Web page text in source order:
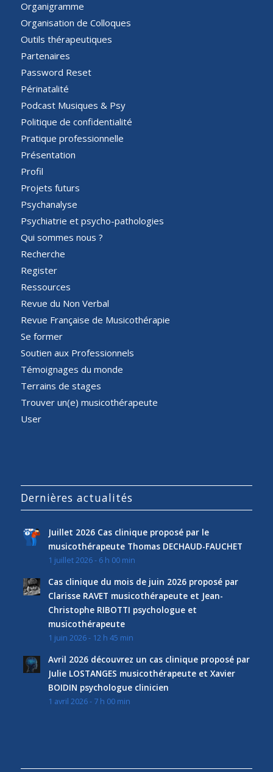
Organigramme
Organisation de Colloques
Outils thérapeutiques
Partenaires
Password Reset
Périnatalité
Podcast Musiques & Psy
Politique de confidentialité
Pratique professionnelle
Présentation
Profil
Projets futurs
Psychanalyse
Psychiatrie et psycho-pathologies
Qui sommes nous ?
Recherche
Register
Ressources
Revue du Non Verbal
Revue Française de Musicothérapie
Se former
Soutien aux Professionnels
Témoignages du monde
Terrains de stages
Trouver un(e) musicothérapeute
User
Dernières actualités
Juillet 2026 Cas clinique proposé par le
musicothérapeute Thomas DECHAUD-FAUCHET
1 juillet 2026 - 6 h 00 min
Cas clinique du mois de juin 2026 proposé par
Clarisse RAVET musicothérapeute et Jean-
Christophe RIBOTTI psychologue et
musicothérapeute
1 juin 2026 - 12 h 45 min
Avril 2026 découvrez un cas clinique proposé par
Julie LOSTANGES musicothérapeute et Xavier
BOIDIN psychologue clinicien
1 avril 2026 - 7 h 00 min